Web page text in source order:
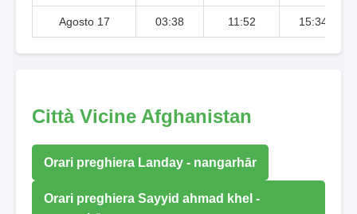
Agosto 17 03:38 11:52 15:34
Città Vicine Afghanistan
Orari preghiera Landay - nangarhār
Orari preghiera Sayyid ahmad khel -